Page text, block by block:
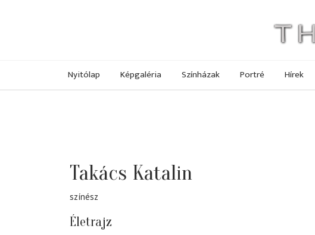
Nyitólap Képgaléria Színházak Portré Hírek
Takács Katalin
színész
Életrajz